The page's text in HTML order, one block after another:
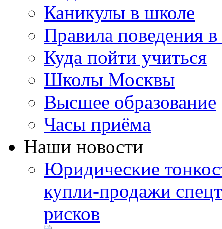
Каникулы в школе
Правила поведения
Куда пойти учиться
Школы Москвы
Высшее образование
Часы приёма
Наши новости
Юридические
купли-продажи
рисков